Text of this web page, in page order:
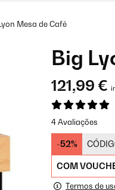
Mesa de Café
Big
121,99 €
4 Avaliações
-52%
COM
Termos de